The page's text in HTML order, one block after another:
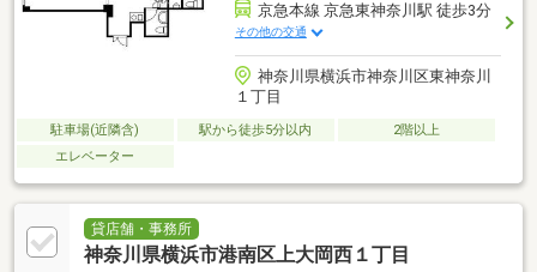
京急本線 京急東神奈川駅 徒歩3分
その他の交通
神奈川県横浜市神奈川区東神奈川
１丁目
駐車場(近隣含) 駅から徒歩5分以内
2階以上
エレベーター
貸店舗・事務所
神奈川県横浜市港南区上大岡西１丁目